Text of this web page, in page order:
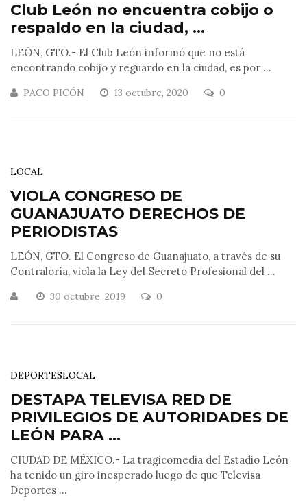
Club León no encuentra cobijo o
respaldo en la ciudad, ...
LEÓN, GTO.- El Club León informó que no está
encontrando cobijo y reguardo en la ciudad, es por ...
PACO PICÓN 13 octubre, 2020 0
LOCAL
VIOLA CONGRESO DE
GUANAJUATO DERECHOS DE
PERIODISTAS
LEÓN, GTO. El Congreso de Guanajuato, a través de su
Contraloría, viola la Ley del Secreto Profesional del ...
30 octubre, 2019 0
DEPORTESLOCAL
DESTAPA TELEVISA RED DE
PRIVILEGIOS DE AUTORIDADES DE
LEÓN PARA ...
CIUDAD DE MÉXICO.- La tragicomedia del Estadio León
ha tenido un giro inesperado luego de que Televisa
Deportes ...